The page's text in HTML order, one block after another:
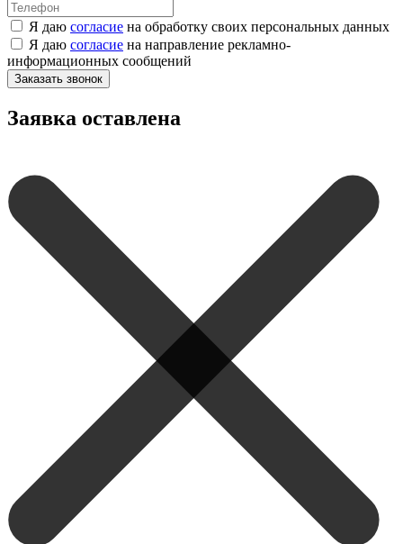
Я даю согласие на обработку своих персональных данных
Я даю согласие на направление рекламно-
информационных сообщений
Заказать звонок
Заявка оставлена